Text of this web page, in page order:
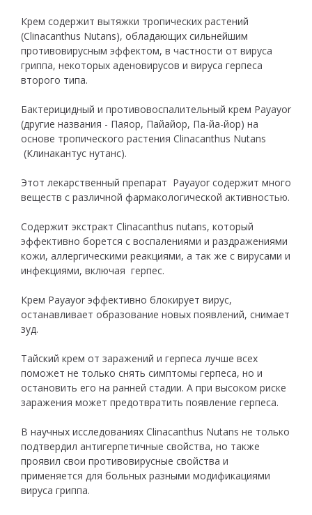
Крем содержит вытяжки тропических растений
(Clinacanthus Nutans), обладающих сильнейшим
противовирусным эффектом, в частности от вируса
гриппа, некоторых аденовирусов и вируса герпеса
второго типа.
Бактерицидный и противовоспалительный крем Payayor
(другие названия - Паяор, Пайайор, Па-йа-йор) на
основе тропического растения Clinacanthus Nutans
(Клинакантус нутанс).
Этот лекарственный препарат Payayor содержит много
веществ с различной фармакологической активностью.
Содержит экстракт Clinacanthus nutans, который
эффективно борется с воспалениями и раздражениями
кожи, аллергическими реакциями, а так же с вирусами и
инфекциями, включая герпес.
Крем Payayor эффективно блокирует вирус,
останавливает образование новых появлений, снимает
зуд.
Тайский крем от заражений и герпеса лучше всех
поможет не только снять симптомы герпеса, но и
остановить его на ранней стадии. А при высоком риске
заражения может предотвратить появление герпеса.
В научных исследованиях Clinacanthus Nutans не только
подтвердил антигерпетичные свойства, но также
проявил свои противовирусные свойства и
применяется для больных разными модификациями
вируса гриппа.